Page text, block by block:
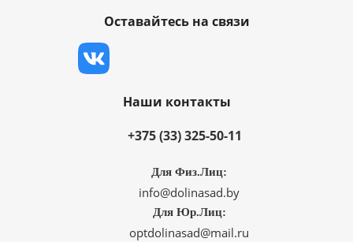
Оставайтесь на связи
Наши контакты
+375 (33) 325-50-11
Для Физ.Лиц:
info@dolinasad.by
Для Юр.Лиц:
optdolinasad@mail.ru